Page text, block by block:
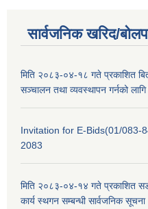
सार्वजनिक खरिद/
मिति २०८३-०४-१८ गते प्रकाशित
सञ्चालन तथा व्यवस्थापन गर्नको
Invitation for E-Bids(01/083-
2083
मिति २०८३-०४-१४ गते प्रकाशित
कार्य स्थगन सम्बन्धी सार्वजनिक सूचना